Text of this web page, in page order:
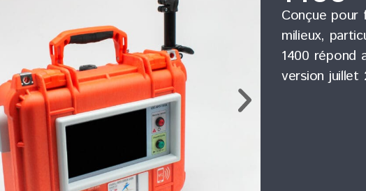
Conçue pour
milieux,
1400 répond
version juillet